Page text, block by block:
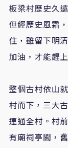
板梁村歷史久
但經歷史風霜
住，雖留下明
加油，才能趕
整個古村依山
村而下，三大
連通全村。村
有廟祠亭閣，